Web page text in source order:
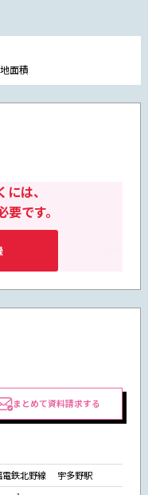
面積
は、
です。
まとめて資料請求する
電鉄北野線 宇多野駅